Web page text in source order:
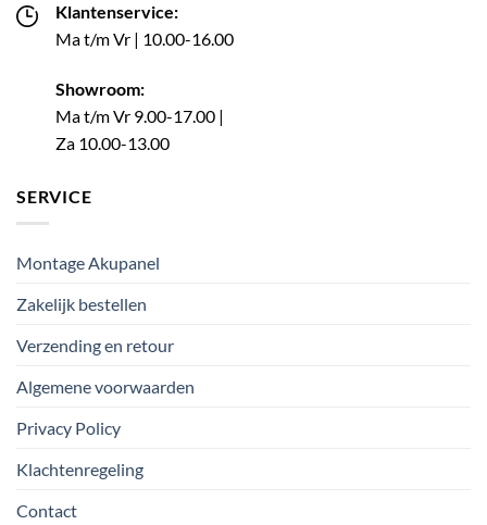
Klantenservice:
Ma t/m Vr | 10.00-16.00
Showroom:
Ma t/m Vr 9.00-17.00 |
Za 10.00-13.00
SERVICE
Montage Akupanel
Zakelijk bestellen
Verzending en retour
Algemene voorwaarden
Privacy Policy
Klachtenregeling
Contact